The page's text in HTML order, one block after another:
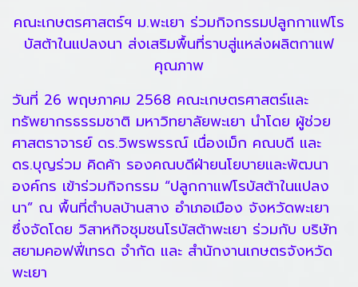
คณะเกษตรศาสตร์ฯ ม.พะเยา ร่วมกิจกรรมปลูกกาแฟโร
บัสต้าในแปลงนา ส่งเสริมพื้นที่ราบสู่แหล่งผลิตกาแฟ
คุณภาพ
วันที่ 26 พฤษภาคม 2568 คณะเกษตรศาสตร์และ
ทรัพยากรธรรมชาติ มหาวิทยาลัยพะเยา นำโดย ผู้ช่วย
ศาสตราจารย์ ดร.วิพรพรรณ์ เนื่องเม็ก คณบดี และ
ดร.บุญร่วม คิดค้า รองคณบดีฝ่ายนโยบายและพัฒนา
องค์กร เข้าร่วมกิจกรรม “ปลูกกาแฟโรบัสต้าในแปลง
นา” ณ พื้นที่ตำบลบ้านสาง อำเภอเมือง จังหวัดพะเยา
ซึ่งจัดโดย วิสาหกิจชุมชนโรบัสต้าพะเยา ร่วมกับ บริษัท
สยามคอฟฟี่เทรด จำกัด และ สำนักงานเกษตรจังหวัด
พะเยา